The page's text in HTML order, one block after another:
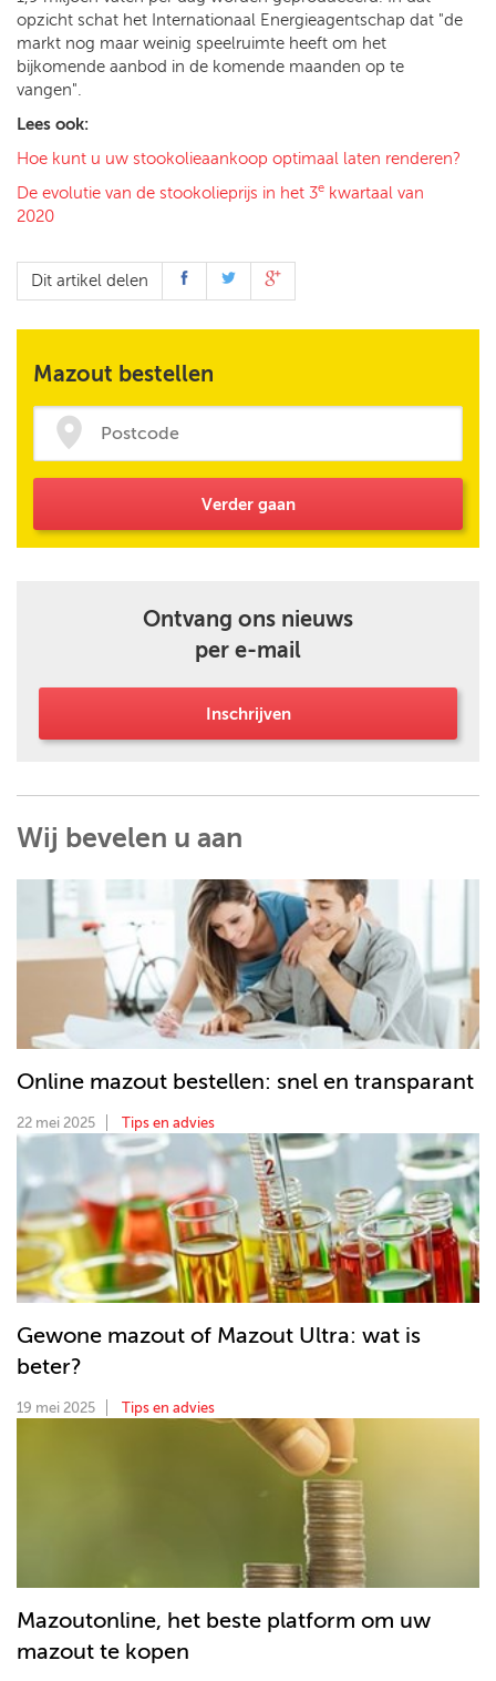
opzicht schat het Internationaal Energieagentschap dat "de
markt nog maar weinig speelruimte heeft om het
bijkomende aanbod in de komende maanden op te
vangen".
Lees ook:
Hoe kunt u uw stookolieaankoop optimaal laten renderen?
De evolutie van de stookolieprijs in het 3e kwartaal van
2020
Dit artikel delen
Mazout bestellen
Verder gaan
Ontvang ons nieuws
per e-mail
Inschrijven
Wij bevelen u aan
Online mazout bestellen: snel en transparant
22 mei 2025 Tips en advies
Gewone mazout of Mazout Ultra: wat is
beter?
19 mei 2025 Tips en advies
Mazoutonline, het beste platform om uw
mazout te kopen